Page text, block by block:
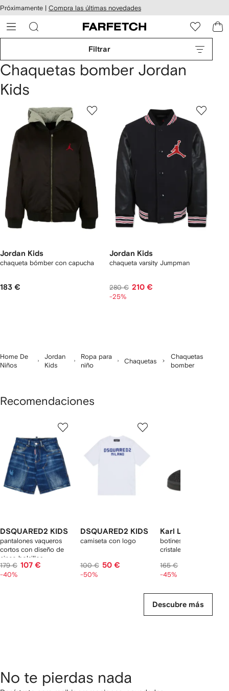
al
Próximamente | Compra las últimas novedades
Filtrar
Chaquetas bomber Jordan
Kids
Jordan Kids
chaqueta bómber con capucha
183 €
Jordan Kids
chaqueta varsity Jumpman
280 € 210 €
-25%
Home De
Niños
Jordan
Kids
Ropa para
niño
Chaquetas
Chaquetas
bomber
Recomendaciones
DSQUARED2 KIDS
pantalones vaqueros
cortos con diseño de
cinco bolsillos
179 € 107 €
-40%
DSQUARED2 KIDS
camiseta con logo
100 € 50 €
-50%
Karl Lagerfeld Kids
botines con detalle de
cristales
165 €
-45%
Descubre más
No te pierdas nada